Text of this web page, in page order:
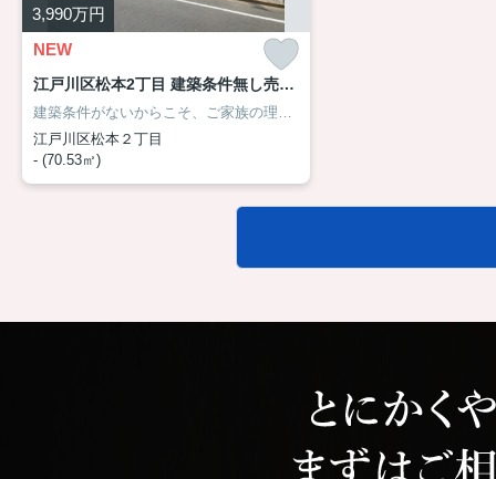
3,990万円
NEW
江戸川区松本2丁目 建築条件無し売地 A区画
建築条件がないからこそ、ご家族の理想を一つひとつ形にできる自由設計の売地です。約21坪の敷地は、住まいだけでなく将来の資産としても価値を育てられる一画。閑静な住宅街にありながら生活利便施設も身近で、毎日の暮らしが心地よく整います。ご家族の暮らし方やライフプランに合わせた住まいづくりが実現できる、希少性の高い一画です。詳しくはアサイホーム【03-6458-0914】までお気軽にお問合せ下さい！
江戸川区松本２丁目
- (70.53㎡)